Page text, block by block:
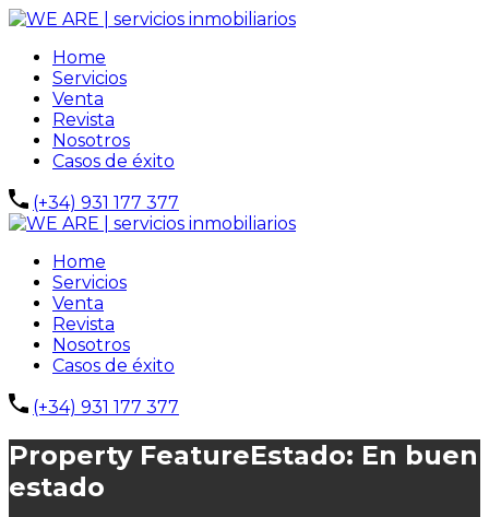
Home
Servicios
Venta
Revista
Nosotros
Casos de éxito
(+34) 931 177 377
Home
Servicios
Venta
Revista
Nosotros
Casos de éxito
(+34) 931 177 377
Property FeatureEstado: En buen
estado